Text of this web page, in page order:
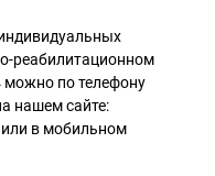
реабилитационном
можно по телефону
нашем сайте:
в мобильном